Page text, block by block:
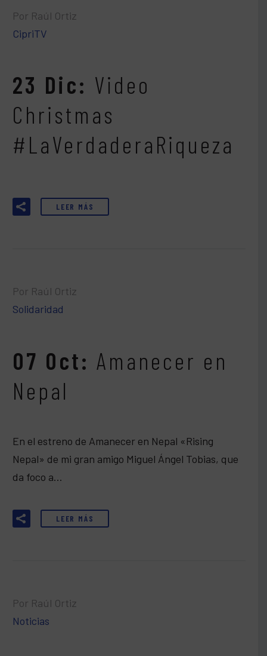
Por Raúl Ortiz
CipriTV
23 Dic: Video
Christmas
#LaVerdaderaRiqueza
LEER MÁS
Por Raúl Ortiz
Solidaridad
07 Oct: Amanecer en
Nepal
En el estreno de Amanecer en Nepal «Rising
Nepal» de mi gran amigo Miguel Ángel Tobias, que
da foco a…
LEER MÁS
Por Raúl Ortiz
Noticias